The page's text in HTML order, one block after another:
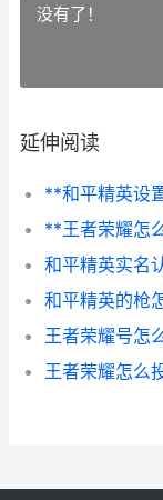
没有了！
延伸阅读
和平精英的枪